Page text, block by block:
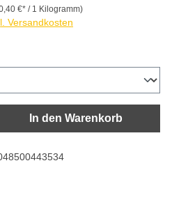
€* / 1 Kilogramm)
Versandkosten
Gib den gewünschten
In den Warenkorb